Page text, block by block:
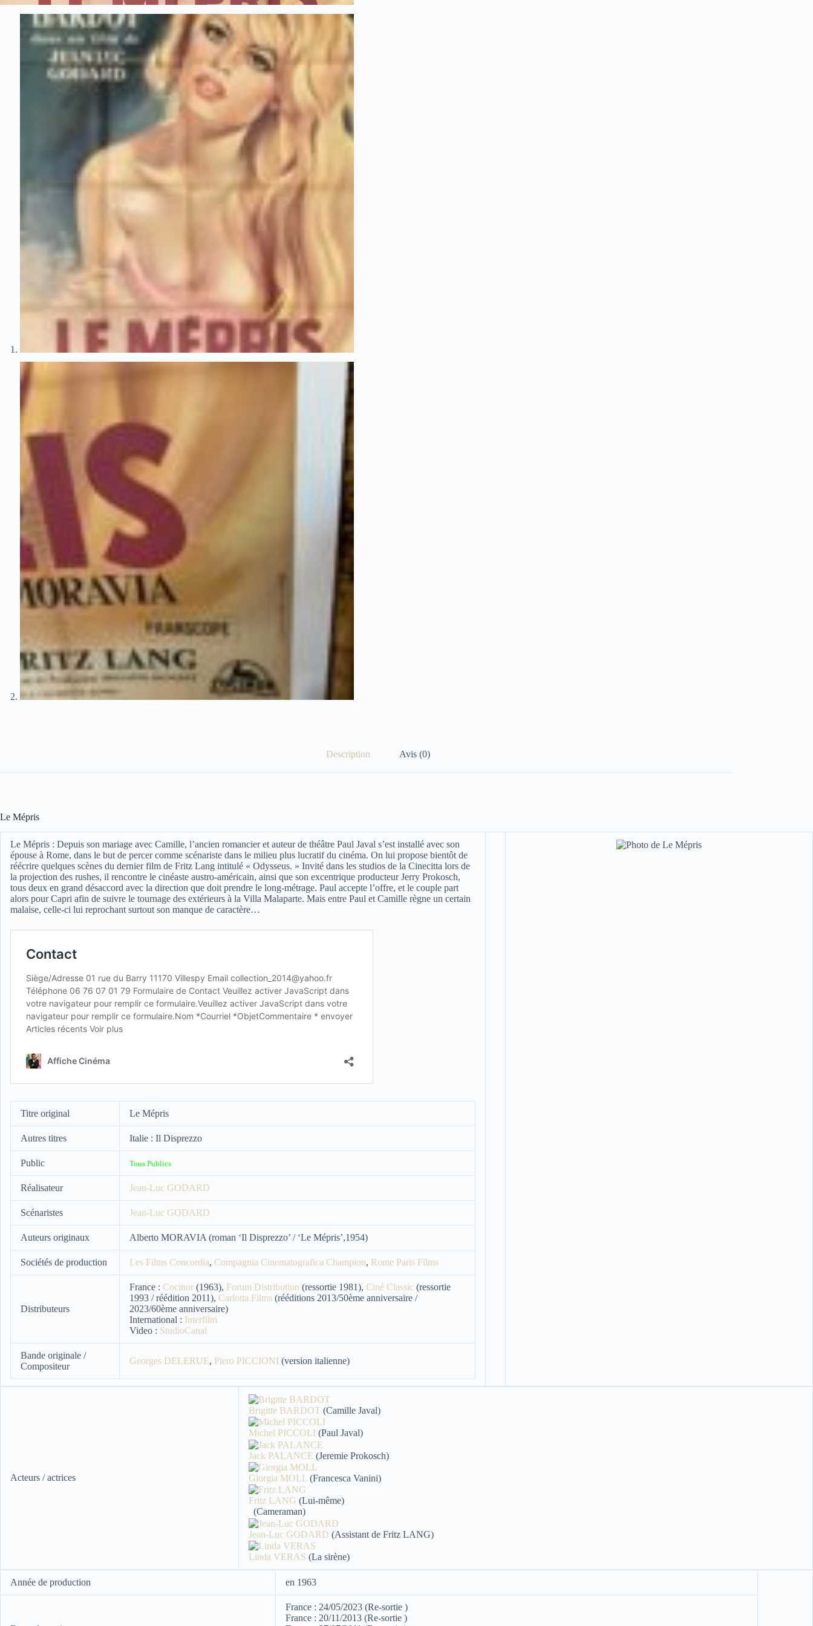
Description Avis (0)
Le Mépris
Le Mépris : Depuis son mariage avec Camille, l’ancien romancier et auteur de théâtre Paul Javal s’est installé avec son
épouse à Rome, dans le but de percer comme scénariste dans le milieu plus lucratif du cinéma. On lui propose bientôt de
réécrire quelques scènes du dernier film de Fritz Lang intitulé « Odysseus. » Invité dans les studios de la Cinecitta lors de
la projection des rushes, il rencontre le cinéaste austro-américain, ainsi que son excentrique producteur Jerry Prokosch,
tous deux en grand désaccord avec la direction que doit prendre le long-métrage. Paul accepte l’offre, et le couple part
alors pour Capri afin de suivre le tournage des extérieurs à la Villa Malaparte. Mais entre Paul et Camille règne un certain
malaise, celle-ci lui reprochant surtout son manque de caractère…
Titre original Le Mépris
Autres titres Italie : Il Disprezzo
Public Tous Publics
Réalisateur Jean-Luc GODARD
Scénaristes Jean-Luc GODARD
Auteurs originaux Alberto MORAVIA (roman ‘Il Disprezzo’ / ‘Le Mépris’,1954)
Sociétés de production Les Films Concordia, Compagnia Cinematografica Champion, Rome Paris Films
Distributeurs
France : Cocinor (1963), Forum Distribution (ressortie 1981), Ciné Classic (ressortie
1993 / réédition 2011), Carlotta Films (rééditions 2013/50ème anniversaire /
2023/60ème anniversaire)
International : Interfilm
Video : StudioCanal
Bande originale /
Compositeur
Georges DELERUE, Piero PICCIONI (version italienne)
Acteurs / actrices
Brigitte BARDOT (Camille Javal)
Michel PICCOLI (Paul Javal)
Jack PALANCE (Jeremie Prokosch)
Giorgia MOLL (Francesca Vanini)
Fritz LANG (Lui-même)
(Cameraman)
Jean-Luc GODARD (Assistant de Fritz LANG)
Linda VERAS (La sirène)
Année de production en 1963
France : 24/05/2023 (Re-sortie )
France : 20/11/2013 (Re-sortie )